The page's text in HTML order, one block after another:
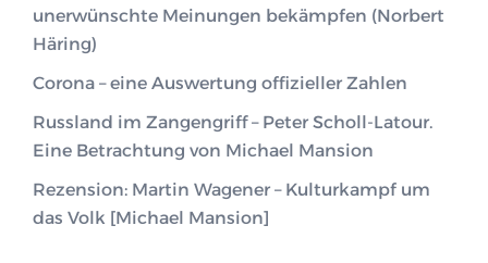
unerwünschte Meinungen bekämpfen (Norbert
Häring)
Corona – eine Auswertung offizieller Zahlen
Russland im Zangengriff – Peter Scholl-Latour.
Eine Betrachtung von Michael Mansion
Rezension: Martin Wagener – Kulturkampf um
das Volk [Michael Mansion]